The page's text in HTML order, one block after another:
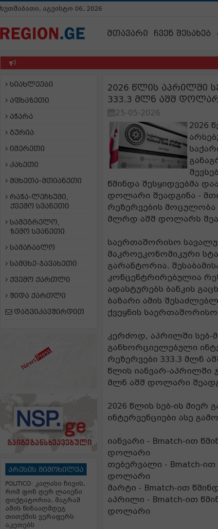
ხუთშაბათი, აგვისტო 06, 2026
მთავარი ჩვენ შესახებ
სიახლეები
აფხაზეთი
აჭარა
გურია
იმერეთი
კახეთი
მცხეთა-მთიანეთი
რაჭა-ლეჩხუმი,
ქვემო სვანეთი
სამეგრელო,
ზემო სვანეთი
სამაჩაბლო
სამცხე-ჯავახეთი
ქვემო ქართლი
შიდა ქართლი
დაგვიკავშირდით
პრესის მიმოხილვა
POLITICO: კალასი ჩივის,
რომ ფონ დერ ლაიენი
დიქტატორია, მაგრამ
ამის წინააღმდეგ
თითქმის ვერაფერს
აკეთებს
2026 წლის აპრილში
333.3 მლნ აშშ
25-05-2026
2026
წმინდა შესყიდვებმა
დოლარი შეადგინა -
რეზერვების
მლრდ აშშ დოლარს
საერთაშორისო
მაკროეკონომიკური
გარანტორია.
კონცენტრირებულია
ადასტურებს ბანკის
ბაზარი ამის
ქვეყნის
კერძოდ, აპრილში სებ-
განხორციელებული
რეზერვები 333.3 მლნ
წლის იანვარ-აპრილში
მლნ აშშ დოლარი
2026 წლის სებ-ის
ინტერვენციები ასე
იანვარი - Bmatch-ით
დოლარი
თებერვალი - Bmatch-ით
დოლარი
მარტი - Bmatch-ით
აპრილი - Bmatch-ით
დოლარი